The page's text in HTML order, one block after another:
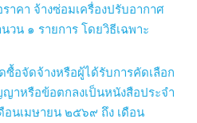
าคา จ้างซ่อมเครื่องปรับอากาศ
น ๑ รายการ โดยวิธีเฉพาะ
อจัดจ้างหรือผู้ได้รับการคัดเลือก
าหรือข้อตกลงเป็นหนังสือประจำ
อนเมษายน ๒๕๖๙ ถึง เดือน